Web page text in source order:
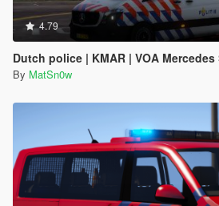
4.79
Dutch police | KMAR | VOA Mercedes
By MatSn0w